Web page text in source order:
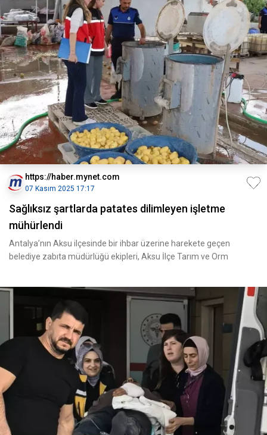
https://haber.mynet.com
07 Kasım 2025 17:17
Sağlıksız şartlarda patates dilimleyen işletme
mühürlendi
Antalya’nın Aksu ilçesinde bir ihbar üzerine harekete geçen
belediye zabıta müdürlüğü ekipleri, Aksu İlçe Tarım ve Orm